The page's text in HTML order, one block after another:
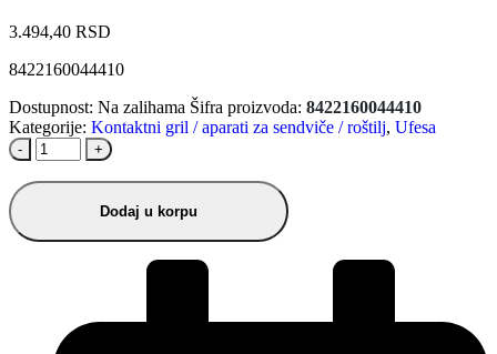
3.494,40 RSD
8422160044410
Dostupnost: Na zalihama Šifra proizvoda: 8422160044410
Kategorije: Kontaktni gril / aparati za sendviče / roštilj, Ufesa
- +
Dodaj u korpu